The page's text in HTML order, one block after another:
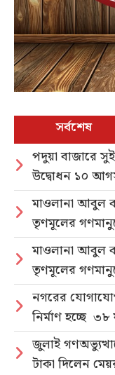
সর্বশেষ
পদুয়া বাজারে
উদ্বোধন ১০
মাওলানা আবুল
তৃণমূলের
মাওলানা আবুল
তৃণমূলের
নগরের
নির্মাণ হচ্ছে
জুলাই
টাকা দিলেন